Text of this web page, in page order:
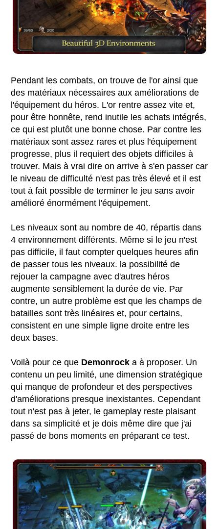
Pendant les combats, on trouve de l'or ainsi que
des matériaux nécessaires aux améliorations de
l'équipement du héros. L'or rentre assez vite et,
pour être honnête, rend inutile les achats intégrés,
ce qui est plutôt une bonne chose. Par contre les
matériaux sont assez rares et plus l'équipement
progresse, plus il requiert des objets difficiles à
trouver. Mais à vrai dire on arrive à s'en passer car
le niveau de difficulté n'est pas très élevé et il est
tout à fait possible de terminer le jeu sans avoir
amélioré énormément l'équipement.
Les niveaux sont au nombre de 40, répartis dans
4 environnement différents. Même si le jeu n'est
pas difficile, il faut compter quelques heures afin
de passer tous les niveaux. la possibilité de
rejouer la campagne avec d'autres héros
augmente sensiblement la durée de vie. Par
contre, un autre problème est que les champs de
batailles sont très linéaires et, pour certains,
consistent en une simple ligne droite entre les
deux bases.
Voilà pour ce que Demonrock a à proposer. Un
contenu un peu limité, une dimension stratégique
qui manque de profondeur et des perspectives
d'améliorations presque inexistantes. Cependant
tout n'est pas à jeter, le gameplay reste plaisant
dans sa simplicité et je dois même dire que j'ai
passé de bons moments en préparant ce test.